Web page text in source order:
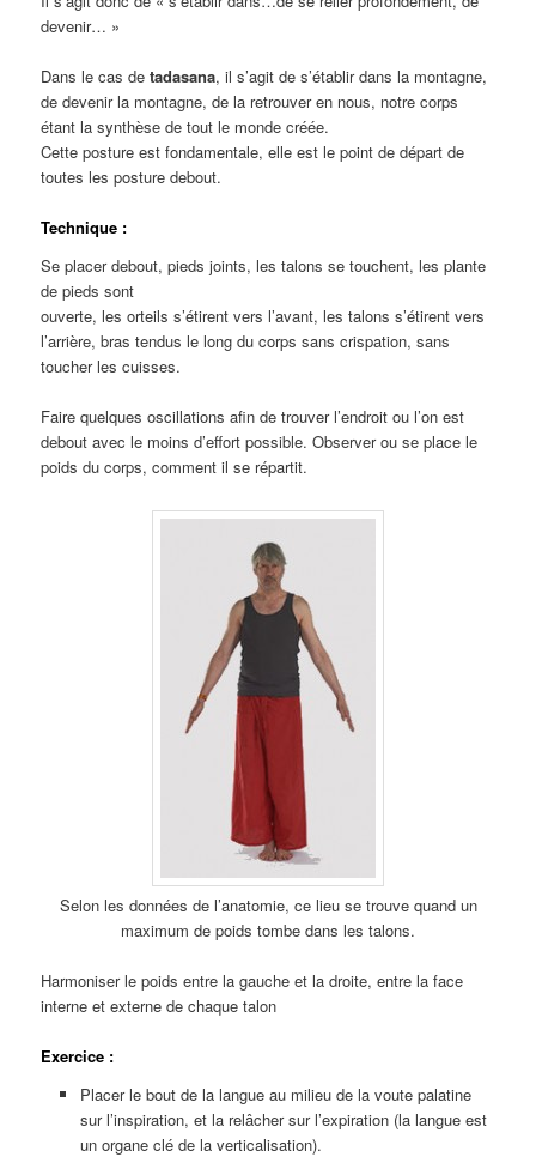
devenir… »
Dans le cas de tadasana, il s’agit de s’établir dans la montagne,
de devenir la montagne, de la retrouver en nous, notre corps
étant la synthèse de tout le monde créée.
Cette posture est fondamentale, elle est le point de départ de
toutes les posture debout.
Technique :
Se placer debout, pieds joints, les talons se touchent, les plante
de pieds sont
ouverte, les orteils s’étirent vers l’avant, les talons s’étirent vers
l’arrière, bras tendus le long du corps sans crispation, sans
toucher les cuisses.
Faire quelques oscillations afin de trouver l’endroit ou l’on est
debout avec le moins d’effort possible. Observer ou se place le
poids du corps, comment il se répartit.
Selon les données de l’anatomie, ce lieu se trouve quand un
maximum de poids tombe dans les talons.
Harmoniser le poids entre la gauche et la droite, entre la face
interne et externe de chaque talon
Exercice :
Placer le bout de la langue au milieu de la voute palatine
sur l’inspiration, et la relâcher sur l’expiration (la langue est
un organe clé de la verticalisation).